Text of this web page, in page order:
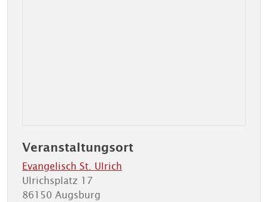
Veranstaltungsort
Evangelisch St. Ulrich
Ulrichsplatz 17
86150 Augsburg